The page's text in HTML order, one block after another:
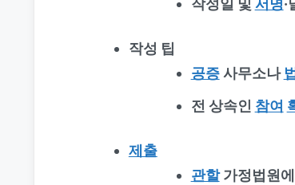
작성일 및 서명·
작성 팁
공증사무소나
전 상속인 참여
제출
관할가정법원에